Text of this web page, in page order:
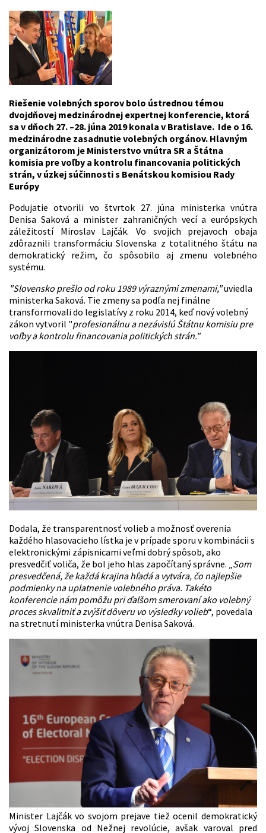
Riešenie volebných sporov bolo ústrednou témou
dvojdňovej medzinárodnej expertnej konferencie, ktorá
sa v dňoch 27. –28. júna 2019 konala v Bratislave. Ide o 16.
medzinárodne zasadnutie volebných orgánov. Hlavným
organizátorom je Ministerstvo vnútra SR a Štátna
komisia pre voľby a kontrolu financovania politických
strán, v úzkej súčinnosti s Benátskou komisiou Rady
Európy
Podujatie otvorili vo štvrtok 27. júna ministerka vnútra
Denisa Saková a minister zahraničných vecí a európskych
záležitostí Miroslav Lajčák. Vo svojich prejavoch obaja
zdôraznili transformáciu Slovenska z totalitného štátu na
demokratický režim, čo spôsobilo aj zmenu volebného
systému.
"Slovensko prešlo od roku 1989 výraznými zmenami,"uviedla
ministerka Saková. Tie zmeny sa podľa nej finálne
transformovali do legislatívy z roku 2014, keď nový volebný
zákon vytvoril "profesionálnu a nezávislú Štátnu komisiu pre
voľby a kontrolu financovania politických strán."
Dodala, že transparentnosť volieb a možnosť overenia
každého hlasovacieho lístka je v prípade sporu v kombinácii s
elektronickými zápisnicami veľmi dobrý spôsob, ako
presvedčiť voliča, že bol jeho hlas započítaný správne. „Som
presvedčená, že každá krajina hľadá a vytvára, čo najlepšie
podmienky na uplatnenie volebného práva. Takéto
konferencie nám pomôžu pri ďalšom smerovaní ako volebný
proces skvalitniť a zvýšiť dôveru vo výsledky volieb“, povedala
na stretnutí ministerka vnútra Denisa Saková.
Minister Lajčák vo svojom prejave tiež ocenil demokratický
vývoj Slovenska od Nežnej revolúcie, avšak varoval pred